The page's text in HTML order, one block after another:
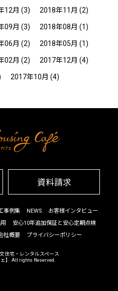
12月 (3) 2018年11月 (2)
09月 (3) 2018年08月 (1)
06月 (2) 2018年05月 (1)
02月 (2) 2017年12月 (4)
2017年10月 (4)
資料請求
事例集 NEWS
お客様インタビュー
安心10年追加保証と安心定期点検
社概要 プライバシーポリシー
住宅・レンタルスペース
】
All rights Reserved.